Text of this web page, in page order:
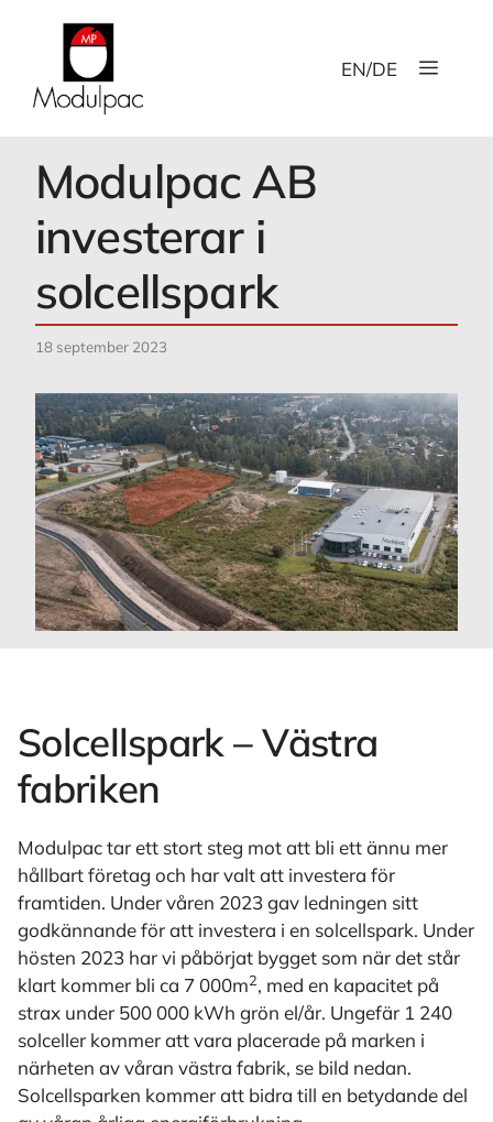
EN/DE Meny
Modulpac AB
investerar i
solcellspark
18 september 2023
Solcellspark – Västra
fabriken
Modulpac tar ett stort steg mot att bli ett ännu mer
hållbart företag och har valt att investera för
framtiden. Under våren 2023 gav ledningen sitt
godkännande för att investera i en solcellspark. Under
hösten 2023 har vi påbörjat bygget som när det står
klart kommer bli ca 7 000m2, med en kapacitet på
strax under 500 000 kWh grön el/år. Ungefär 1 240
solceller kommer att vara placerade på marken i
närheten av våran västra fabrik, se bild nedan.
Solcellsparken kommer att bidra till en betydande del